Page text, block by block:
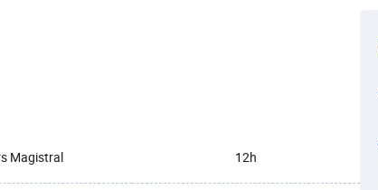
Magistral 12h